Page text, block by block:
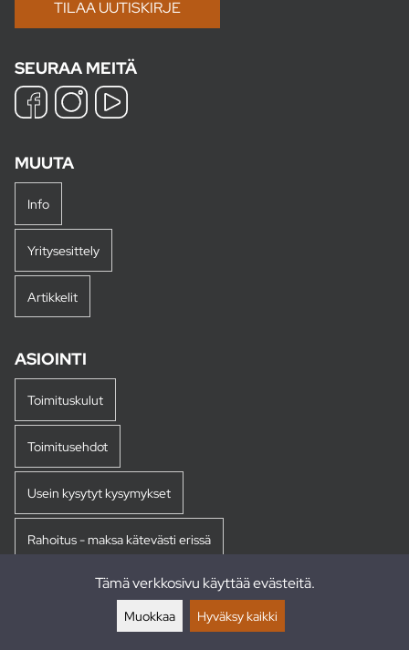
SEURAA MEITÄ
MUUTA
Info
Yritysesittely
Artikkelit
ASIOINTI
Toimituskulut
Toimitusehdot
Usein kysytyt kysymykset
Rahoitus - maksa kätevästi erissä
Tämä verkkosivu käyttää evästeitä.
Muokkaa Hyväksy kaikki